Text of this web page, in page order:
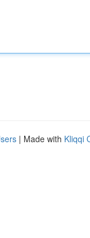
| Made with Kliqqi